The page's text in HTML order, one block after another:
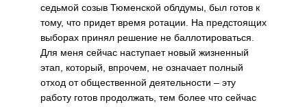
седьмой созыв Тюменской облдумы, был готов к
тому, что придет время ротации. На предстоящих
выборах принял решение не баллотироваться.
Для меня сейчас наступает новый жизненный
этап, который, впрочем, не означает полный
отход от общественной деятельности – эту
работу готов продолжать, тем более что сейчас